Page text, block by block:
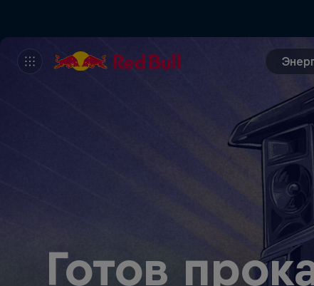
Готов